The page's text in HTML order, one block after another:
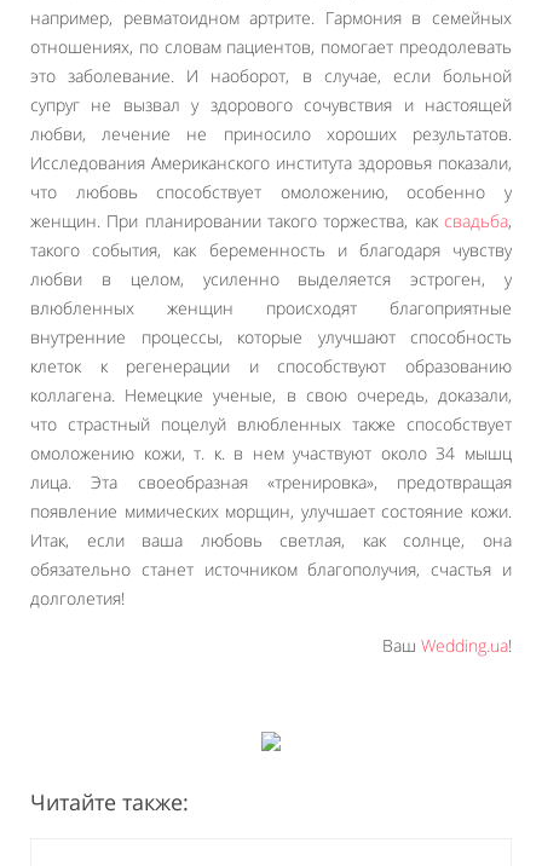
например, ревматоидном артрите. Гармония в семейных
отношениях, по словам пациентов, помогает преодолевать
это заболевание. И наоборот, в случае, если больной
супруг не вызвал у здорового сочувствия и настоящей
любви, лечение не приносило хороших результатов.
Исследования Американского института здоровья показали,
что любовь способствует омоложению, особенно у
женщин. При планировании такого торжества, как свадьба,
такого события, как беременность и благодаря чувству
любви в целом, усиленно выделяется эстроген, у
влюбленных женщин происходят благоприятные
внутренние процессы, которые улучшают способность
клеток к регенерации и способствуют образованию
коллагена. Немецкие ученые, в свою очередь, доказали,
что страстный поцелуй влюбленных также способствует
омоложению кожи, т. к. в нем участвуют около 34 мышц
лица. Эта своеобразная «тренировка», предотвращая
появление мимических морщин, улучшает состояние кожи.
Итак, если ваша любовь светлая, как солнце, она
обязательно станет источником благополучия, счастья и
долголетия!
Ваш Wedding.ua!
Читайте также: